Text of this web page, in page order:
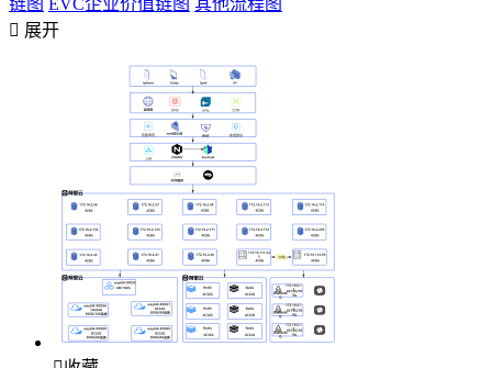
链图 EVC企业价值链图 其他流程图
 展开